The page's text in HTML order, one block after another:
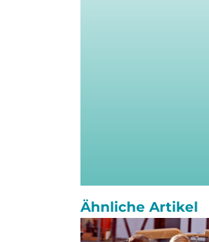
Ähnliche Artikel